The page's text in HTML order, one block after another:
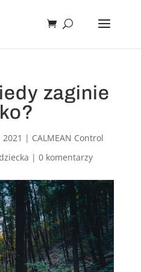
zaginie
| CALMEAN Control
| 0 komentarzy